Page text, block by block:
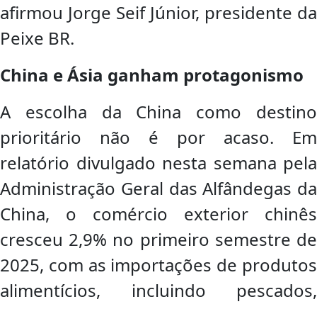
afirmou Jorge Seif Júnior, presidente da
Peixe BR.
China e Ásia ganham protagonismo
A escolha da China como destino
prioritário não é por acaso. Em
relatório divulgado nesta semana pela
Administração Geral das Alfândegas da
China, o comércio exterior chinês
cresceu 2,9% no primeiro semestre de
2025, com as importações de produtos
alimentícios, incluindo pescados,